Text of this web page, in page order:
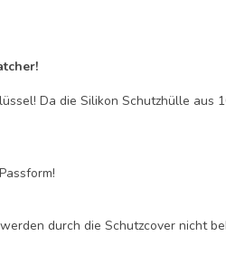
Da die Silikon Schutzhülle aus
durch die Schutzcover nicht